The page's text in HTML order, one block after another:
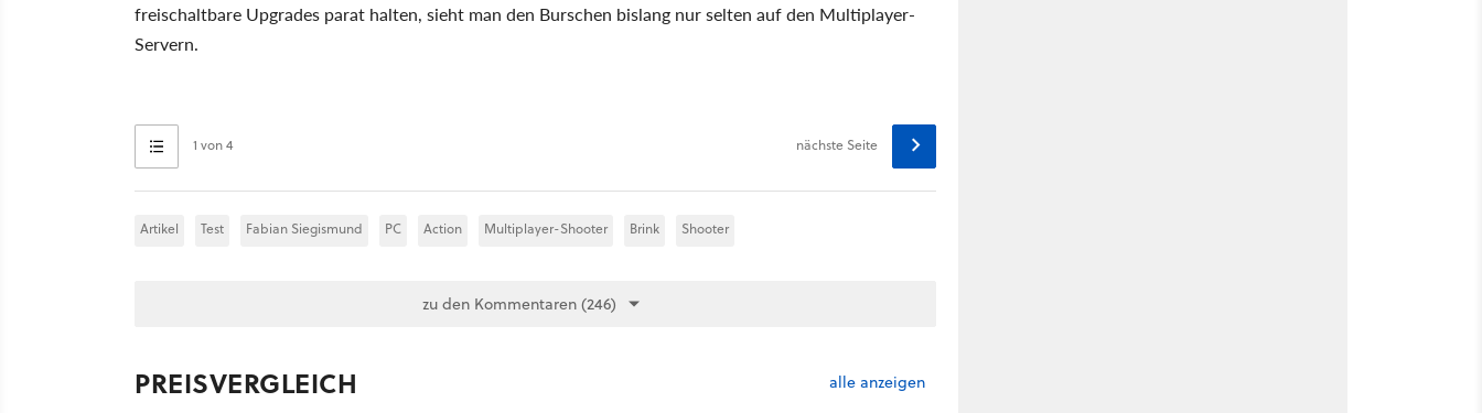
freischaltbare Upgrades parat halten, sieht man den Burschen bislang nur selten auf den Multiplayer-
Servern.
1 von 4 nächste Seite
Artikel Test Fabian Siegismund PC Action Multiplayer-Shooter Brink Shooter
zu den Kommentaren (246)
PREISVERGLEICH alle anzeigen